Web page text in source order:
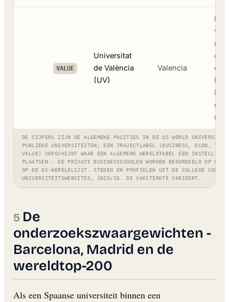
VALUE
Universitat
de València
(UV)
Valencia
DE CIJFERS ZIJN DE ALGEMENE POSITIES IN DE QS WORLD UNIVERSITY
PUBLIEKE UNIVERSITEITEN; EEN TRAJECTLABEL (BUSINESS, ECON,
VALUE) VERSCHIJNT WAAR EEN ALGEMENE WERELDTABEL EEN
PLAATSEN - DE PRIVATE BUSINESSSCHOLEN WORDEN BEOORDEELD OP FT/
OP DE QS-WERELDLIJST. STEDEN EN PROFIELEN UIT DE COLLEGE
UNIVERSITEITSWEBSITES, 2025/26. DE VAKSTERKTE VARIEERT.
De
onderzoekszwaargewichten -
Barcelona, Madrid en de
wereldtop-200
Als een Spaanse universiteit binnen een